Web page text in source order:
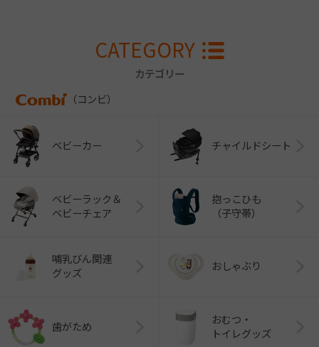
CATEGORY
カテゴリー
（コンビ）
ベビーカー チャイルドシート
ベビーラック＆
ベビーチェア
抱っこひも
（子守帯）
哺乳びん関連
グッズ
おしゃぶり
歯がため
おむつ・
トイレグッズ